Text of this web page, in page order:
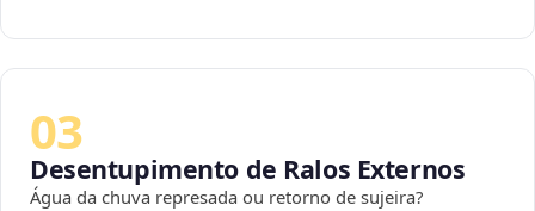
03
Desentupimento de Ralos Externos
Água da chuva represada ou retorno de sujeira?